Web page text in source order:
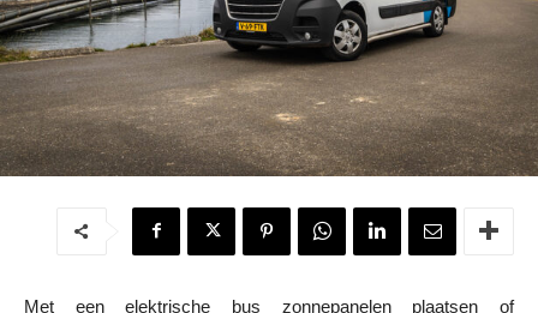
Met een elektrische bus zonnepanelen plaatsen of